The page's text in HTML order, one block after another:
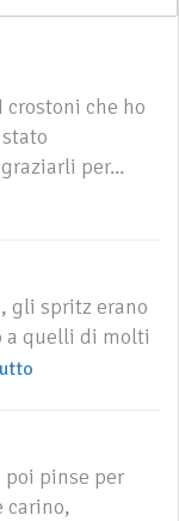
crostoni che ho
per...
gli spritz erano
a quelli di molti
poi pinse per
carino,